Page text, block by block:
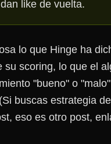
like de vuelta.
lo que Hinge ha
su scoring, lo que el
"bueno" o
buscas estrategia de
eso es otro post,